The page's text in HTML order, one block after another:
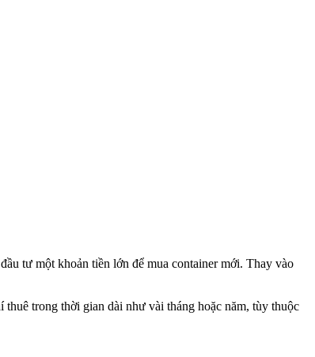
tư một khoản tiền lớn để mua container mới. Thay vào
trong thời gian dài như vài tháng hoặc năm, tùy thuộc